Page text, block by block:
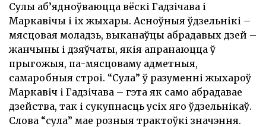
Сулы аб’ядноўваюцца вёскі Гадзічава і
Маркавічы і іх жыхары. Асноўныя ўдзельнікі –
мясцовая моладзь, выканаўцы абрадавых дзей –
жанчыны і дзяўчаты, якія апранаюцца ў
прыгожыя, па-мясцоваму адметныя,
самаробныя строі. “Сула” ў разуменні жыхароў
Маркавіч і Гадзічава – гэта як само абрадавае
дзейства, так і сукупнасць усіх яго ўдзельнікаў.
Слова “сула” мае розныя трактоўкі значэння.